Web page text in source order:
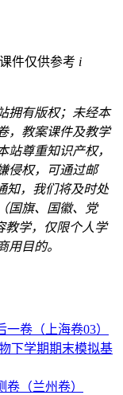
件仅供参考 i
拥有版权；未经本
，教案课件及教学
站尊重知识产权，
侵权，可通过邮
知，我们将及时处
国旗、国徽、党
教学，仅限个人学
用目的。
卷（上海卷03）
下学期期末模拟基
卷（兰州卷）